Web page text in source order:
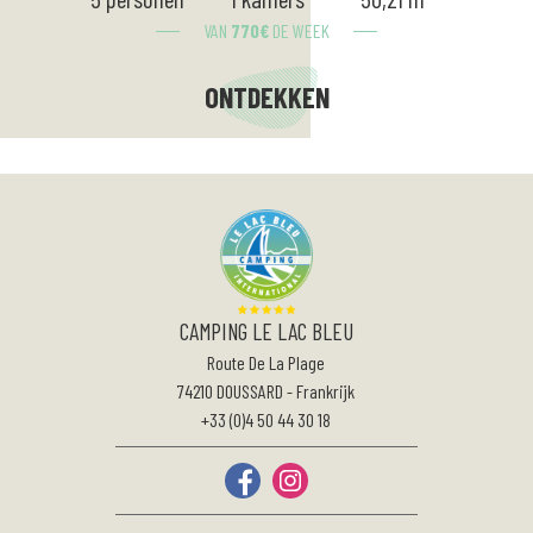
VAN 770€ DE WEEK
ONTDEKKEN
CAMPING LE LAC BLEU
Route De La Plage
74210 DOUSSARD -Frankrijk
+33 (0)4 50 44 30 18